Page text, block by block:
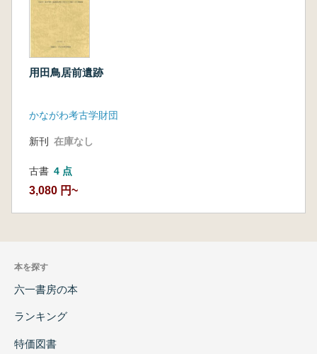
用田鳥居前遺跡
かながわ考古学財団
新刊 在庫なし
古書 4 点
3,080 円~
本を探す
六一書房の本
ランキング
特価図書